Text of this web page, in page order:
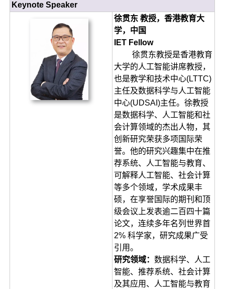
Keynote Speaker
徐贯东 教授，香港教育大
学，中国
IET Fellow
徐贯东教授是香港教育
大学的人工智能讲席教授，
也是教学和技术中心(LTTC)
主任及数据科学与人工智能
中心(UDSAI)主任。徐教授
是数据科学、人工智能和社
会计算领域的杰出人物，其
创新研究荣获多项国际荣
誉。他的研究兴趣集中在推
荐系统、人工智能与教育、
可解释人工智能、社会计算
等多个领域，学术成果丰
硕，在享誉国际的期刊和顶
级会议上发表逾二百四十篇
论文，连续多年名列世界首
2% 科学家，研究成果广受
引用。
研究领域：数据科学、人工
智能、推荐系统、社会计算
及其应用、人工智能与教育